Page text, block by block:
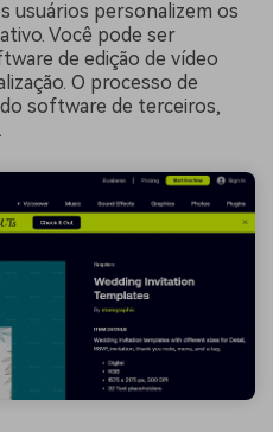
usuários personalizem os
Você pode ser
de edição de vídeo
O processo de
software de terceiros,